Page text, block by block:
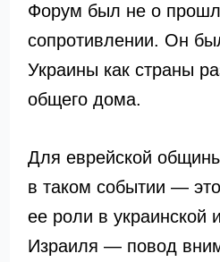
Форум был не о
сопротивлении. Он
Украины как страны
общего дома.
Для еврейской
в таком событии —
ее роли в украинской
Израиля — повод